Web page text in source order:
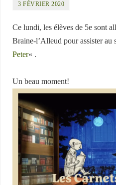
3 FÉVRIER 2020
Ce lundi, les élèves de 5e sont
Braine-l’Alleud pour assister au
Peter« .
Un beau moment!